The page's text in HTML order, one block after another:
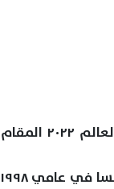
يلتقي اليوم منتخبا فرنسا والأرجنتين في المباراة النهائية لكأس العالم ٢٠٢٢ المقام
وحصل كل من المنتخبين على كأس العالم مرتين حيث حصلت عليه فرنسا في عامي ١٩٩٨